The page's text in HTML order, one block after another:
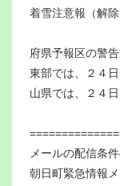
着雪注意報（解除
府県予報区の警
東部では、２４
山県では、２４
メールの配信条
朝日町緊急情報